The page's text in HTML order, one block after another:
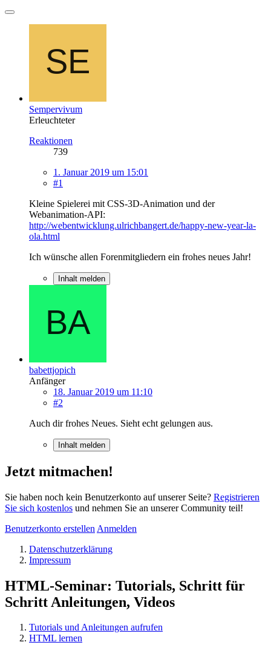
Sempervivum
Erleuchteter
Reaktionen
739
1. Januar 2019 um 15:01
#1
Kleine Spielerei mit CSS-3D-Animation und der
Webanimation-API:
http://webentwicklung.ulrichbangert.de/happy-new-year-la-
ola.html
Ich wünsche allen Forenmitgliedern ein frohes neues Jahr!
Inhalt melden
babettjopich
Anfänger
18. Januar 2019 um 11:10
#2
Auch dir frohes Neues. Sieht echt gelungen aus.
Inhalt melden
Jetzt mitmachen!
Sie haben noch kein Benutzerkonto auf unserer Seite? Registrieren
Sie sich kostenlos und nehmen Sie an unserer Community teil!
Benutzerkonto erstellen Anmelden
Datenschutzerklärung
Impressum
HTML-Seminar: Tutorials, Schritt für
Schritt Anleitungen, Videos
Tutorials und Anleitungen aufrufen
HTML lernen